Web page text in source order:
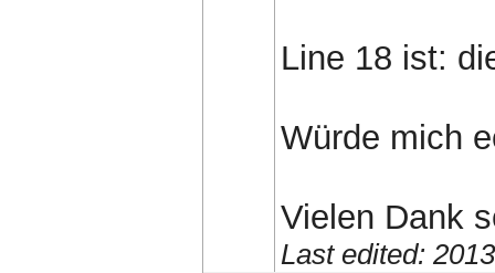
Line 18 ist:
Würde mich
Vielen Dank
Last edited: